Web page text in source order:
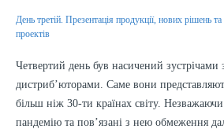
День третій. Презентація продукції, нових рішень та
проектів
Четвертий день був насичений зустрічами
дистриб’юторами. Саме вони
більш ніж 30-ти країнах світу.
пандемію та пов’язані з нею обмеження